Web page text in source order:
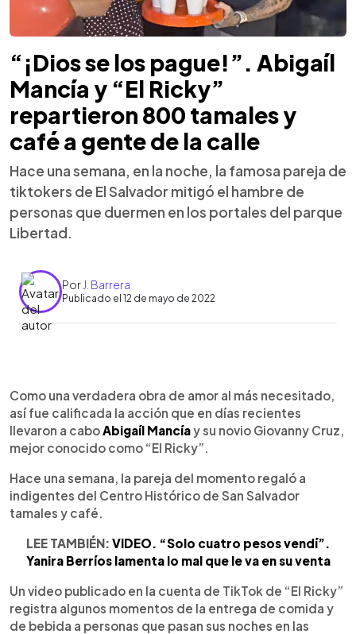
“¡Dios se los pague!”. Abigaíl
Mancía y “El Ricky”
repartieron 800 tamales y
café a gente de la calle
Hace una semana, en la noche, la famosa pareja de
tiktokers de El Salvador mitigó el hambre de
personas que duermen en los portales del parque
Libertad.
Por J. Barrera
Publicado el 12 de mayo de 2022
Escuchar artículo
Como una verdadera obra de amor al más necesitado,
así fue calificada la acción que en días recientes
llevaron a cabo Abigaíl Mancíay su novio Giovanny Cruz,
mejor conocido como “El Ricky”.
Hace una semana, la pareja del momento regaló a
indigentes del Centro Histórico de San Salvador
tamales y café.
LEE TAMBIÉN: VIDEO. “Solo cuatro pesos vendí”.
Yanira Berríos lamenta lo mal que le va en su venta
Un video publicado en la cuenta de TikTok de “El Ricky”
registra algunos momentos de la entrega de comida y
de bebida a personas que pasan sus noches en las